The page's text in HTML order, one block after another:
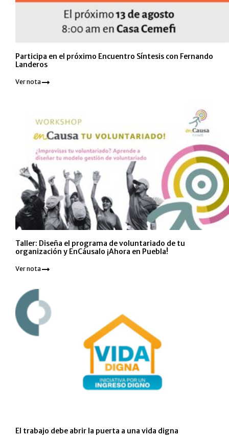
Participa en el próximo Encuentro Síntesis con Fernando
Landeros
Ver nota
Taller: Diseña el programa de voluntariado de tu
organización y EnCáusalo ¡Ahora en Puebla!
Ver nota
El trabajo debe abrir la puerta a una vida digna